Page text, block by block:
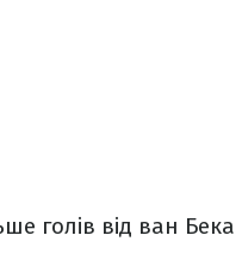
голів від ван